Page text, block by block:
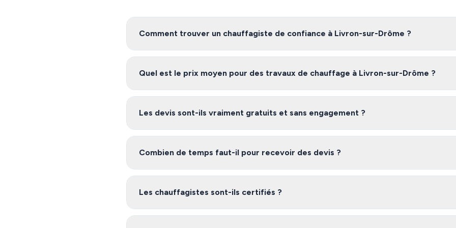
Comment trouver un chauffagiste de confiance à Livron-sur-Drôme ?
Pour trouver un chauffagiste fiable à Livron-sur-Drôme, nous vous recommandons de comparer
Quel est le prix moyen pour des travaux de chauffage à Livron-sur-Drôme ?
Les tarifs de chauffage à Livron-sur-Drôme varient selon l'ampleur des travaux, les matériaux
Les devis sont-ils vraiment gratuits et sans engagement ?
Oui, notre service est 100% gratuit et sans engagement. Vous recevez jusqu'à 3 devis de
Combien de temps faut-il pour recevoir des devis ?
Après avoir rempli le formulaire, vous recevez généralement vos devis sous 48 heures. Les
Les chauffagistes sont-ils certifiés ?
Oui, les artisans de notre réseau dans la Drôme sont des professionnels vérifiés disposant des